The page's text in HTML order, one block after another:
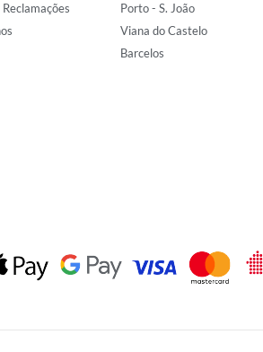
Porto - S. João
Viana do Castelo
Barcelos